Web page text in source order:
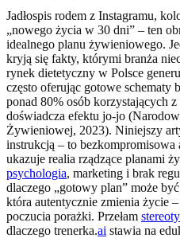
Jadłospis rodem z Instagramu,
„nowego życia w 30 dni” – ten
idealnego planu żywieniowego.
kryją się fakty, którymi branża
rynek dietetyczny w Polsce
często oferując gotowe schematy
ponad 80% osób korzystających
doświadcza efektu jo-jo
Żywieniowej, 2023). Niniejszy
instrukcją – to
ukazuje realia rządzące planami
psychologia, marketing i brak
dlaczego „gotowy plan” może
która autentycznie zmienia życie
poczucia porażki. Przełam
dlaczego trenerka.ai stawia na